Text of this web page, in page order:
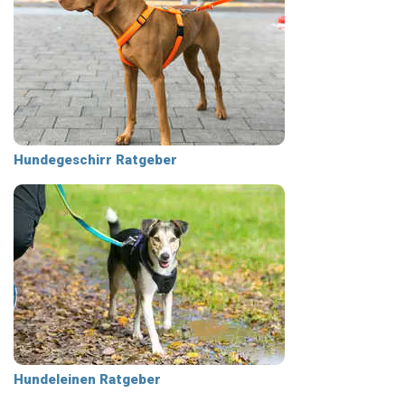
Hundegeschirr Ratgeber
Hundeleinen Ratgeber